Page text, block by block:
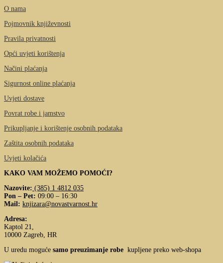
O nama
Pojmovnik književnosti
Pravila privatnosti
Opći uvjeti korištenja
Načini plaćanja
Sigurnost online plaćanja
Uvjeti dostave
Povrat robe i jamstvo
Prikupljanje i korištenje osobnih podataka
Zaštita osobnih podataka
Uvjeti kolačića
KAKO VAM MOŽEMO POMOĆI?
Nazovite: (385) 1 4812 035
Pon – Pet: 09:00 – 16:30
Mail: knjizara@novastvarnost.hr
Adresa:
Kaptol 21,
10000 Zagreb, HR
U uredu moguće samo preuzimanje robe kupljene preko web-shopa